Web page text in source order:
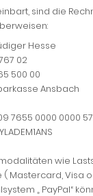
sind die
Hesse
02
00
Ansbach
0000 0000
wie
( Mastercard, Visa
„ PayPal“